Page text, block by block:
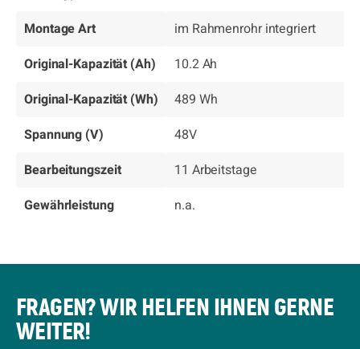
Montage Art
im Rahmenrohr integriert
Original-Kapazität (Ah)
10.2 Ah
Original-Kapazität (Wh)
489 Wh
Spannung (V)
48V
Bearbeitungszeit
11 Arbeitstage
Gewährleistung
n.a.
FRAGEN? WIR HELFEN IHNEN GERNE
WEITER!